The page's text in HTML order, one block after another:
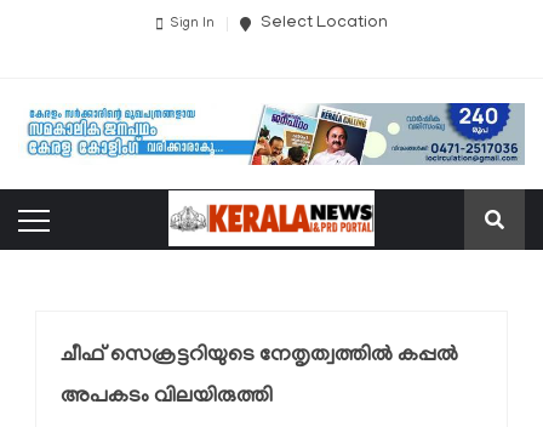
Sign In Select Location
ചീഫ് സെക്രട്ടറിയുടെ നേതൃത്വത്തിൽ കപ്പൽ
അപകടം വിലയിരുത്തി